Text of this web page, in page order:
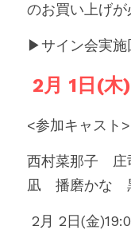
のお買い上げ
▶︎サイン会実施
2月 1日(木
<参加キャスト>
西村菜那子　
凪　播磨かな
2月 2日(金